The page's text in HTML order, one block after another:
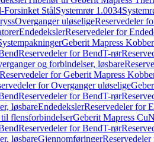
Forsinket StålSystemrør 1.0034
Overganger uløseligeReservedeler
EndedekslerReservedeler for
Geberit Mapress Kobber
Reservedeler for BendT-rør
og forbindelser, løsbare
Reservedeler for Geberit Mapress
for Overganger uløselige
Reservedeler for BendT-rør
løsbareEndedekslerReservedeler for
til flensforbindelserGeberit Mapress
Reservedeler for BendT-rør
løsbareGjennomføringer